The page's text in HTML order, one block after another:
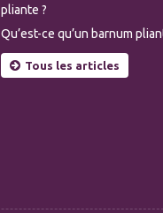
pliante ?
Qu’est-ce qu’un barnum
Tous les articles